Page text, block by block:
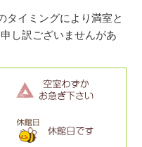
タイミングにより満室と
し訳ございませんがあ